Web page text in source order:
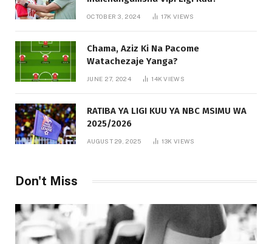
OCTOBER 3, 2024 17KVIEWS
Chama, Aziz Ki Na Pacome
Watachezaje Yanga?
JUNE 27, 2024 14KVIEWS
RATIBA YA LIGI KUU YA NBC MSIMU WA
2025/2026
AUGUST 29, 2025 13KVIEWS
Don't Miss